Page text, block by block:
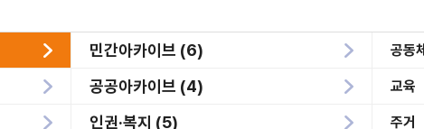
민간아카이브 (6)
공공아카이브 (4)
인권·복지 (5)
공동
교육
주거